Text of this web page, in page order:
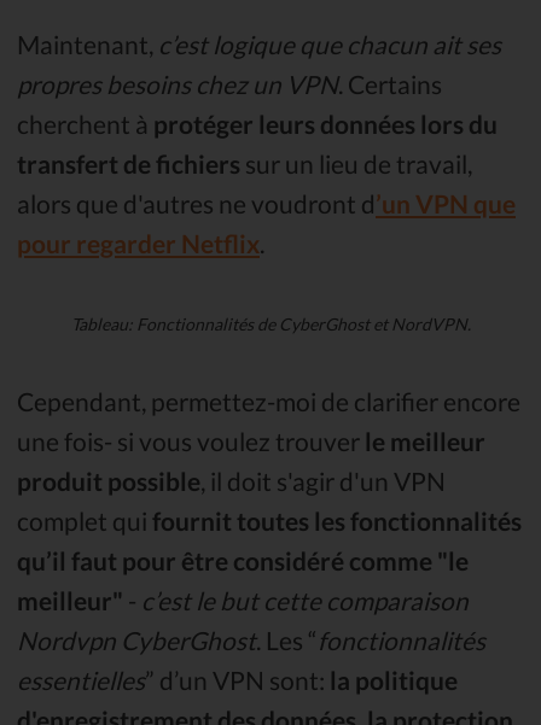
Maintenant, c’est logique que chacun ait ses
propres besoins chez un VPN. Certains
cherchent à protéger leurs données lors du
transfert de fichiers sur un lieu de travail,
alors que d'autres ne voudront d’un VPN que
pour regarder Netflix
Tableau: Fonctionnalités de CyberGhost et NordVPN.
Cependant, permettez-moi de clarifier encore
une fois- si vous voulez trouver le meilleur
produit possible, il doit s'agir d'un VPN
complet qui fournit toutes les fonctionnalités
qu’il faut pour être considéré comme "le
meilleur" - c’est le but cette comparaison
Nordvpn CyberGhost. Les “fonctionnalités
essentielles” d’un VPN sont: la politique